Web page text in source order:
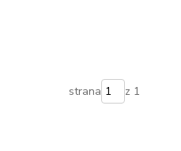
strana z 1